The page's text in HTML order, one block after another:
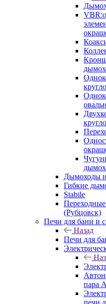
Дымоходы
Гибкие
Stabile
(Рубцовск)
Печи для бани и
Назад
Печи для
пара
печи